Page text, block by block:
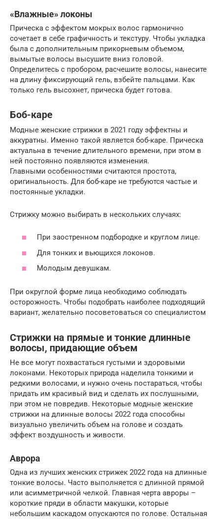
«Влажные» локоны
Прическа с эффектом мокрых волос гармонично
сочетает в себе графичность и текстуру. Чтобы укладка
была с дополнительным прикорневым объемом,
вымытые волосы высушите вниз головой.
Определитесь с пробором, расчешите волосы, нанесите
на длину фиксирующий гель, взбейте пальцами. Как
только гель высохнет, прическа будет готова.
Боб-каре
Модные женские стрижки в 2021 году эффектны и
аккуратны. Именно такой является боб-каре. Прическа
актуальна в течение длительного времени, при этом в
ней постоянно появляются изменения.
Главными особенностями считаются простота,
оригинальность. Для боб-каре не требуются частые и
постоянные укладки.
Стрижку можно выбирать в нескольких случаях:
При заостренном подбородке и круглом лице.
Для тонких и вьющихся локонов.
Молодым девушкам.
При округлой форме лица необходимо соблюдать
осторожность. Чтобы подобрать наиболее подходящий
вариант, желательно посоветоваться со специалистом
Стрижки на прямые и тонкие длинные
волосы, придающие объем
Не все могут похвастаться густыми и здоровыми
локонами. Некоторых природа наделила тонкими и
редкими волосами, и нужно очень постараться, чтобы
придать им красивый вид и сделать их послушными,
при этом не повредив. Некоторые модные женские
стрижки на длинные волосы 2022 года способны
визуально увеличить объем на голове и создать
эффект воздушность и живости.
Аврора
Одна из лучших женских стрижек 2022 года на длинные
тонкие волосы. Часто выполняется с длинной прямой
или асимметричной челкой. Главная черта авроры –
короткие пряди в области макушки, которые
небольшим каскадом опускаются по голове. Остальная